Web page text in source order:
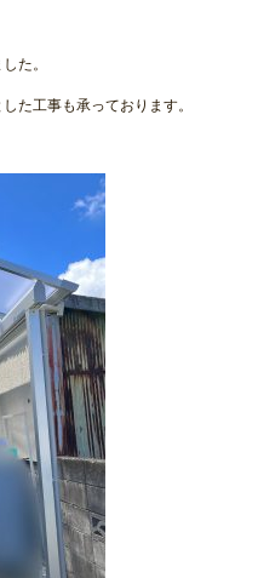
た。
た工事も承っております。